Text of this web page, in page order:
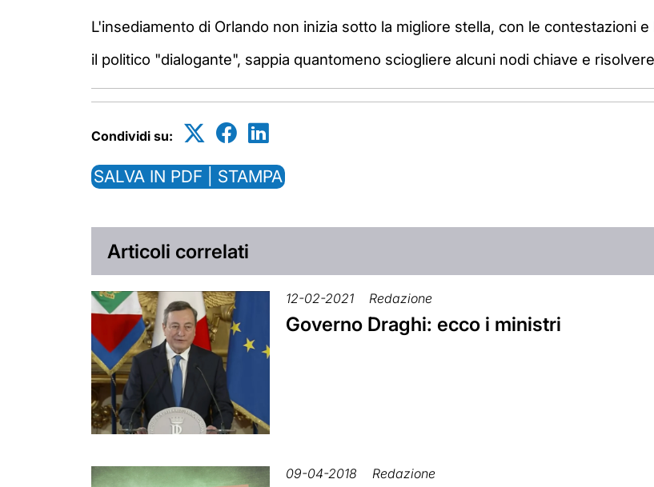
L'insediamento di Orlando non inizia sotto la migliore stella, con le contestazioni
il politico "dialogante", sappia quantomeno sciogliere alcuni nodi chiave e
Condividi su:
SALVA IN PDF | STAMPA
Articoli correlati
12-02-2021 Redazione
Governo Draghi: ecco i ministri
09-04-2018 Redazione